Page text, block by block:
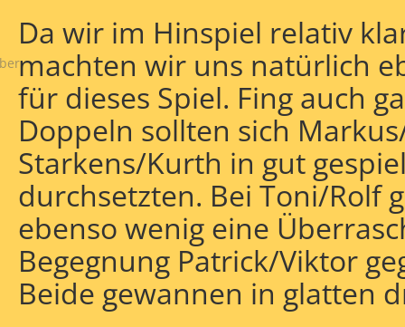
Da wir im Hinspiel relativ
machten wir uns natürlich
für dieses Spiel. Fing auch
Doppeln sollten sich
Starkens/Kurth in gut
durchsetzten. Bei Toni/Rolf
ebenso wenig eine
Begegnung Patrick/Viktor
Beide gewannen in glatten